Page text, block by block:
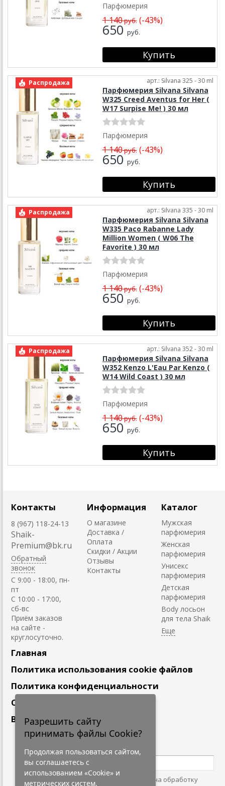
Парфюмерия
1 140руб.(-43%)
650 руб.
Распродажа арт.: Silvana 325 - 30 ml
Парфюмерия Silvana Silvana
W325 Creed Aventus for Her (
W17 Surpise Me! ) 30 мл
Парфюмерия
1 140руб.(-43%)
650 руб.
Распродажа арт.: Silvana 335 - 30 ml
Парфюмерия Silvana Silvana
W335 Paco Rabanne Lady
Million Women ( W06 The
Favorite ) 30 мл
Парфюмерия
1 140руб.(-43%)
650 руб.
Распродажа арт.: Silvana 352 - 30 ml
Парфюмерия Silvana Silvana
W352 Kenzo L'Eau Par Kenzo (
W14 Wild Coast ) 30 мл
Парфюмерия
1 140руб.(-43%)
650 руб.
Контакты
8 (967) 118-24-13
Shaik-
Premium@bk.ru
Обратный
звонок
C 9:00 - 18:00, пн-
пт
С 10:00 - 17:00,
сб-вс
Приём заказов
на сайте -
круглосуточно.
Информация
О магазине
Доставка /
Оплата
Скидки / Акции
Отзывы
Контакты
Каталог
Мужская
парфюмерия
Женская
парфюмерия
Унисекс
парфюмерия
Детская
парфюмерия
Body лосьон
для тела Shaik
Главная
Политика использования cookie файлов
Политика конфиденциальности
Сотрудничество
Вакансии
Подпишитесь
Нажимая на кнопку, я даю согласие на обработку
Разрешить сайту
принимать файлы Cookie?
Продолжая пользоваться сайтом,
вы соглашаетесь с
использованием «Cookie» и
метрических систем.